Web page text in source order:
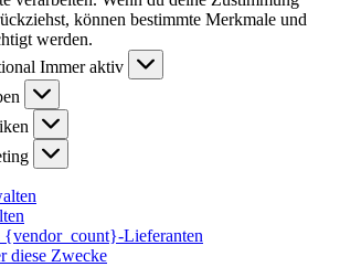
können bestimmte Merkmale und
werden.
Immer aktiv
{vendor_count}-Lieferanten
diese Zwecke